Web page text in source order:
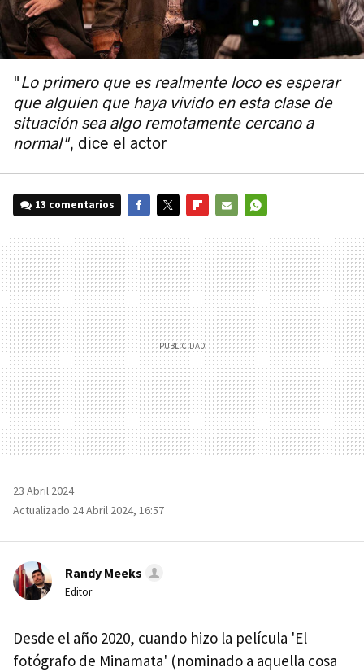
"Lo primero que es realmente loco es esperar
que alguien que haya vivido en esta clase de
situación sea algo remotamente cercano a
normal", dice el actor
13 comentarios
MAIL
23 Abril 2024
Actualizado 24 Abril 2024, 16:57
Randy Meeks
Editor
Desde el año 2020, cuando hizo la película 'El
fotógrafo de Minamata' (nominado a aquella cosa